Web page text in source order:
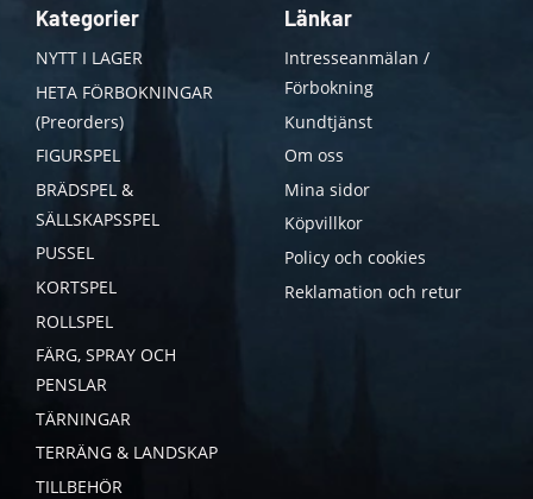
Kategorier
NYTT I LAGER
HETA FÖRBOKNINGAR
(Preorders)
FIGURSPEL
BRÄDSPEL &
SÄLLSKAPSSPEL
PUSSEL
KORTSPEL
ROLLSPEL
FÄRG, SPRAY OCH
PENSLAR
TÄRNINGAR
TERRÄNG & LANDSKAP
TILLBEHÖR
Länkar
Intresseanmälan /
Förbokning
Kundtjänst
Om oss
Mina sidor
Köpvillkor
Policy och cookies
Reklamation och retur